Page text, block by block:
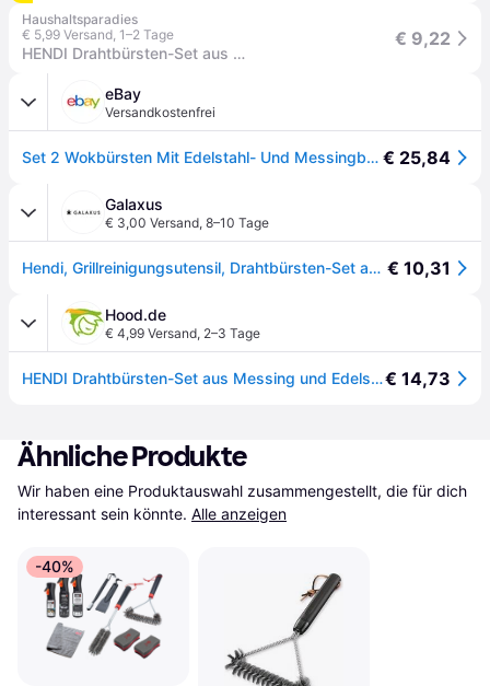
Haushaltsparadies
€ 5,99 Versand, 1–2 Tage
HENDI Drahtbürsten-Set aus Messing und Edelstahl - 2 Stk., 2 Stk., (L)290mm
€ 9,22
eBay
Versandkostenfrei
Set 2 Wokbürsten Mit Edelstahl- Und Messingborsten Für Grill 29 Cm - Hendi € 25,84
Galaxus
€ 3,00 Versand, 8–10 Tage
Hendi, Grillreinigungsutensil, Drahtbürsten-Set aus Messing Edelstahl (29.60cm) € 10,31
Hood.de
€ 4,99 Versand, 2–3 Tage
HENDI Drahtbürsten-Set aus Messing und Edelstahl - 2 Stk., 2 Stk., (L)290mm€ 14,73
Ähnliche Produkte
Wir haben eine Produktauswahl zusammengestellt, die für dich
interessant sein könnte. Alle anzeigen
-40%